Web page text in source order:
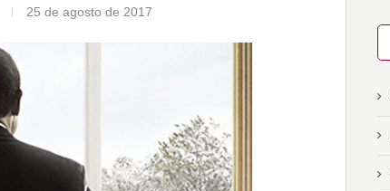
25 de agosto de 2017